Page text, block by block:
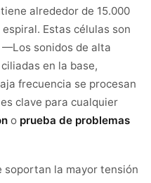
alrededor de 15.000
Estas células son
—Los sonidos de alta
en la base,
frecuencia se procesan
clave para cualquier
o prueba de problemas
soportan la mayor tensión